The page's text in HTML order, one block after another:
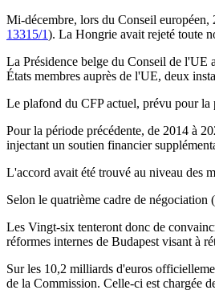
Mi-décembre, lors du Conseil
13315/1). La Hongrie avait rejeté toute
La Présidence belge du Conseil de l'UE
États membres auprès de l'UE, deux
Le plafond du CFP actuel, prévu pour la
Pour la période précédente, de 2014 à
injectant un soutien financier
L'accord avait été trouvé au niveau des
Selon le quatrième cadre de négociation
Les Vingt-six tenteront donc de
réformes internes de Budapest visant à
Sur les 10,2 milliards d'euros
de la Commission. Celle-ci est chargée